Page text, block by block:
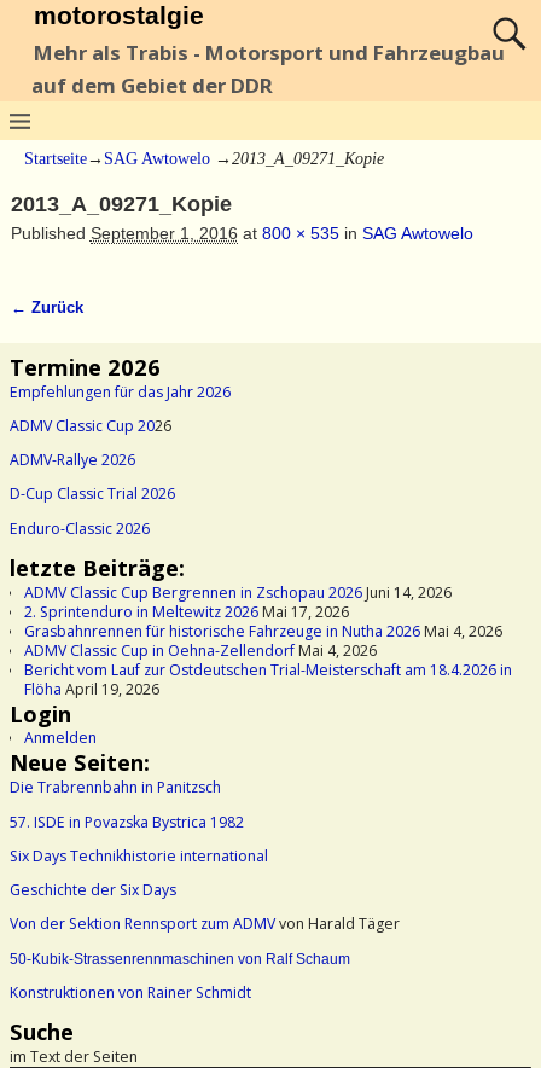
motorostalgie
Mehr als Trabis - Motorsport und Fahrzeugbau
auf dem Gebiet der DDR
Startseite→ SAG Awtowelo → 2013_A_09271_Kopie
2013_A_09271_Kopie
Published September 1, 2016 at 800 × 535in SAG Awtowelo
← Zurück
Termine 2026
Empfehlungen für das Jahr 2026
ADMV Classic Cup 2026
ADMV-Rallye 2026
D-Cup Classic Trial 2026
Enduro-Classic 2026
letzte Beiträge:
ADMV Classic Cup Bergrennen in Zschopau 2026Juni 14, 2026
2. Sprintenduro in Meltewitz 2026Mai 17, 2026
Grasbahnrennen für historische Fahrzeuge in Nutha 2026Mai 4, 2026
ADMV Classic Cup in Oehna-ZellendorfMai 4, 2026
Bericht vom Lauf zur Ostdeutschen Trial-Meisterschaft am 18.4.2026 in
Flöha April 19, 2026
Login
Anmelden
Neue Seiten:
Die Trabrennbahn in Panitzsch
57. ISDE in Povazska Bystrica 1982
Six Days Technikhistorie international
Geschichte der Six Days
Von der Sektion Rennsport zum ADMVvon Harald Täger
50-Kubik-Strassenrennmaschinen von Ralf Schaum
Konstruktionen von Rainer Schmidt
Suche
im Text der Seiten